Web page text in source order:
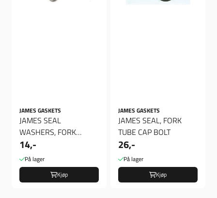
JAMES GASKETS
JAMES SEAL
WASHERS, FORK
DRAIN SCREW, Pakning,
Tappeskrue gaffel
14,-
På lager
Kjøp
JAMES GASKETS
JAMES SEAL, FORK
TUBE CAP BOLT
26,-
På lager
Kjøp